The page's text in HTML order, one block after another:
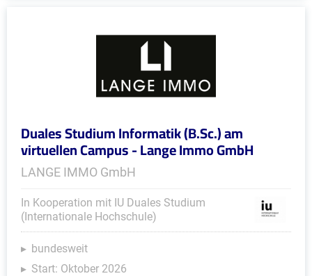
Duales Studium Informatik (B.Sc.) am
virtuellen Campus - Lange Immo GmbH
LANGE IMMO GmbH
In Kooperation mit IU Duales Studium
(Internationale Hochschule)
bundesweit
Start: Oktober 2026